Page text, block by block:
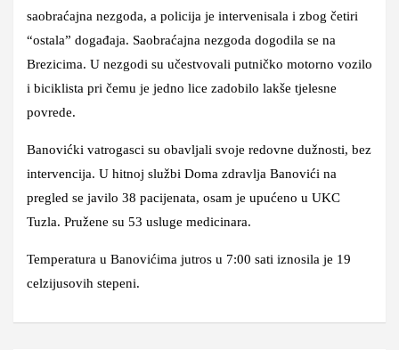
saobraćajna nezgoda, a policija je intervenisala i zbog četiri
“ostala” događaja. Saobraćajna nezgoda dogodila se na
Brezicima. U nezgodi su učestvovali putničko motorno vozilo
i biciklista pri čemu je jedno lice zadobilo lakše tjelesne
povrede.
Banovićki vatrogasci su obavljali svoje redovne dužnosti, bez
intervencija. U hitnoj službi Doma zdravlja Banovići na
pregled se javilo 38 pacijenata, osam je upućeno u UKC
Tuzla. Pružene su 53 usluge medicinara.
Temperatura u Banovićima jutros u 7:00 sati iznosila je 19
celzijusovih stepeni.